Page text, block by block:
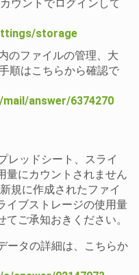
ウントでログインして
storage
のファイルの管理、大
順はこちらから確認で
answer/6374270
レッドシート、スライ
量にカウントされません
規に作成されたファイ
イブストレージの使用量
ご承知おきください。
ータの詳細は、こちらか